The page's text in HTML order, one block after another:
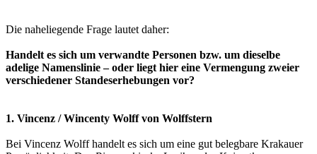
Die naheliegende Frage lautet daher:
Handelt es sich um verwandte Personen bzw. um dieselbe
adelige Namenslinie – oder liegt hier eine Vermengung zweier
verschiedener Standeserhebungen vor?
1. Vincenz / Wincenty Wolff von Wolffstern
Bei Vincenz Wolff handelt es sich um eine gut belegbare Krakauer